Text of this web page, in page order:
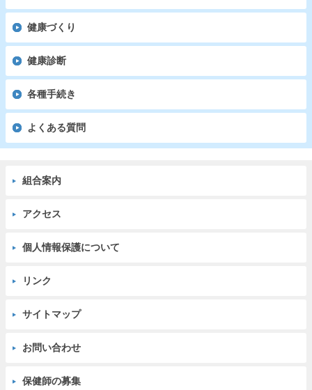
健康づくり
健康診断
各種手続き
よくある質問
組合案内
アクセス
個人情報保護について
リンク
サイトマップ
お問い合わせ
保健師の募集